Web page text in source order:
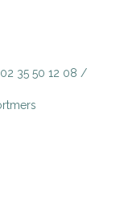
35 50 12 08 /